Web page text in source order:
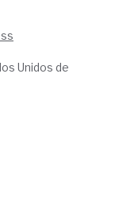
Unidos de